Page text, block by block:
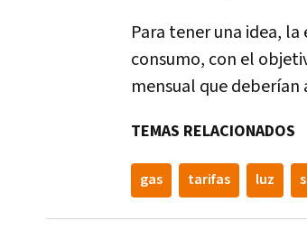
Para tener una idea,
consumo, con el
mensual que deberían
TEMAS RELACIONADOS
gas tarifas luz